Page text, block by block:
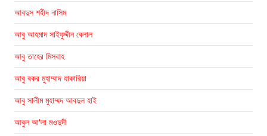
আবদুস শহীদ নাসিম
আবু আহমাদ সাইফুদ্দীন বেলাল
আবু তাহের মিসবাহ
আবু বকর মুহাম্মাদ যাকারিয়া
আবু সালীম মুহাম্মদ আবদুল হাই
আবুল আ'লা মওদুদী